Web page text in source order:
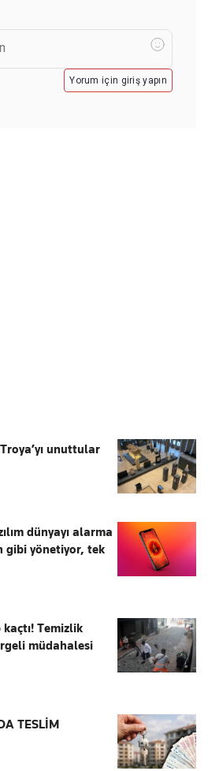
Yorum için giriş yapın
unuttular
dünyayı alarma
gibi yönetiyor, tek
Temizlik
müdahalesi
TESLİM